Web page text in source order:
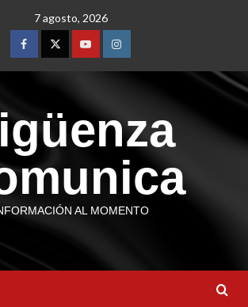
7 agosto, 2026
AL MOMENTO